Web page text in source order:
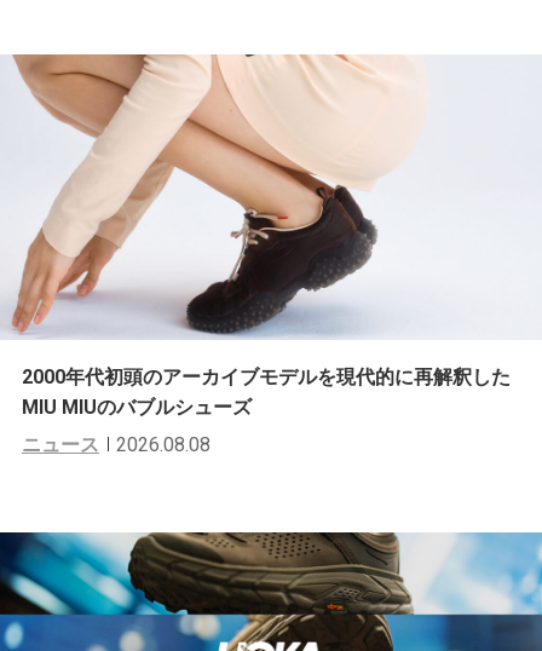
2000年代初頭のアーカイブモデルを現代的に再解釈した
MIU MIUのバブルシューズ
ニュース
2026.08.08